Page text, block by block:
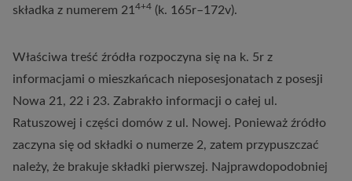
składka z numerem 21 4+4 (k. 165r–172v).
Właściwa treść źródła rozpoczyna się na k. 5r z
informacjami o mieszkańcach nieposesjonatach z posesji
Nowa 21, 22 i 23. Zabrakło informacji o całej ul.
Ratuszowej i części domów z ul. Nowej. Ponieważ źródło
zaczyna się od składki o numerze 2, zatem przypuszczać
należy, że brakuje składki pierwszej. Najprawdopodobniej